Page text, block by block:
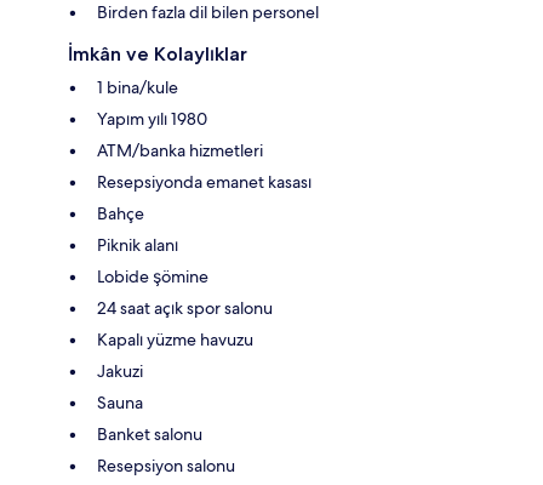
Birden fazla dil bilen personel
İmkân ve Kolaylıklar
1 bina/kule
Yapım yılı 1980
ATM/banka hizmetleri
Resepsiyonda emanet kasası
Bahçe
Piknik alanı
Lobide şömine
24 saat açık spor salonu
Kapalı yüzme havuzu
Jakuzi
Sauna
Banket salonu
Resepsiyon salonu